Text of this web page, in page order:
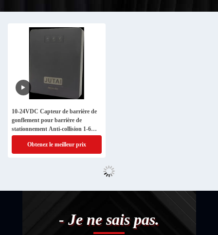
10-24VDC Capteur de barrière de
gonflement pour barrière de
stationnement Anti-collision 1-6m
portée de détection
Obtenez le meilleur prix
- Je ne sais pas.